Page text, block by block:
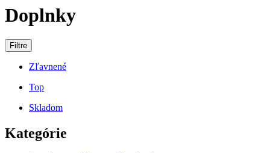
Doplnky
Filtre
Zľavnené
Top
Skladom
Kategórie